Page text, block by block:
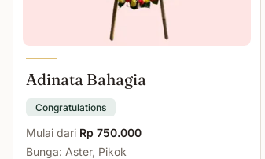
Adinata Bahagia
Congratulations
Mulai dari Rp 750.000
Bunga: Aster, Pikok